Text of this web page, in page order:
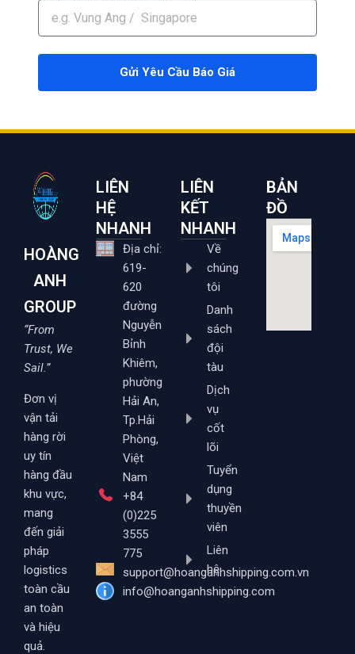
Gửi Yêu Cầu Báo Giá
HOÀNG
ANH
GROUP
“From
Trust, We
Sail.”
Đơn vị
vận tải
hàng rời
uy tín
hàng đầu
khu vực,
mang
đến giải
pháp
logistics
toàn cầu
an toàn
và hiệu
quả.
LIÊN
HỆ
NHANH
Địa chỉ:
619-
620
đường
Nguyễn
Bỉnh
Khiêm,
phường
Hải An,
Tp.Hải
Phòng,
Việt
Nam
+84
(0)225
3555
775
support@hoanganhshipping.com.vn
info@hoanganhshipping.com
LIÊN
KẾT
NHANH
Về
chúng
tôi
Danh
sách
đội
tàu
Dịch
vụ
cốt
lõi
Tuyển
dụng
thuyền
viên
Liên
hệ
BẢN
ĐỒ